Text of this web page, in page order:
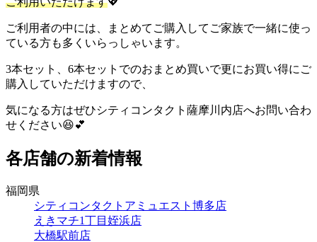
ご利用者の中には、まとめてご購入してご家族で一緒に使っ
ている方も多くいらっしゃいます。
3本セット、6本セットでのおまとめ買いで更にお買い得にご
購入していただけますので、
気になる方はぜひシティコンタクト薩摩川内店へお問い合わ
せください😆💕
各店舗の新着情報
福岡県
シティコンタクトアミュエスト博多店
えきマチ1丁目姪浜店
大橋駅前店